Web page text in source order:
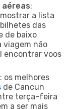
aéreas:
a lista
das
de baixo
viagem não
encontrar voos
: os melhores
de Cancun
terça-feira
a ser mais